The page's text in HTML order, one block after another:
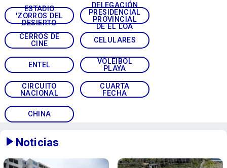
ESTADIO
'ZORROS DEL
DESIERTO
DELEGACIÓN
PRESIDENCIAL
PROVINCIAL
DE EL LOA
CERROS DE
CINE
CELULARES
ENTEL
VÓLEIBOL
PLAYA
CIRCUITO
NACIONAL
CUARTA
FECHA
CHINA
Noticias